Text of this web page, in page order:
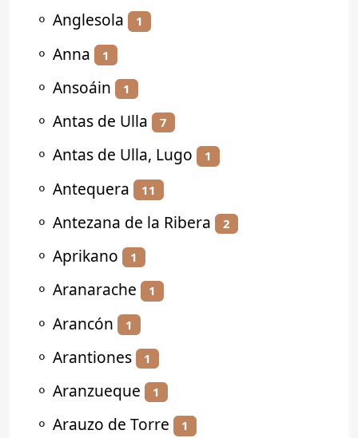
⚬ Anglesola 1
⚬ Anna 1
⚬ Ansoáin 1
⚬ Antas de Ulla 7
⚬ Antas de Ulla, Lugo 1
⚬ Antequera 11
⚬ Antezana de la Ribera 2
⚬ Aprikano 1
⚬ Aranarache 1
⚬ Arancón 1
⚬ Arantiones 1
⚬ Aranzueque 1
⚬ Arauzo de Torre 1